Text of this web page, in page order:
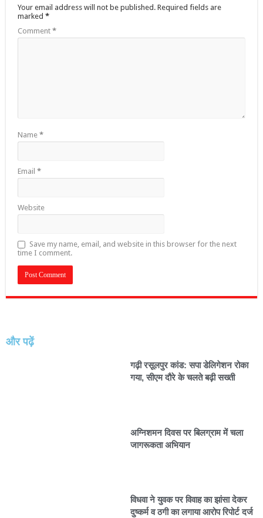
Your email address will not be published. Required fields are
marked *
Comment *
Name *
Email *
Website
Save my name, email, and website in this browser for the next
time I comment.
और पढ़ें
गढ़ी रसूलपुर कांड: सपा डेलिगेशन रोका
गया, सीएम दौरे के चलते बढ़ी सख्ती
अग्निशमन दिवस पर बिलग्राम में चला
जागरूकता अभियान
विधवा ने युवक पर विवाह का झांसा देकर
दुष्कर्म व ठगी का लगाया आरोप रिपोर्ट दर्ज